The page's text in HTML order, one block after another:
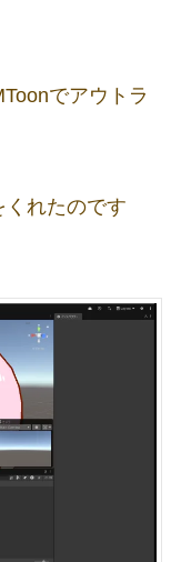
でアウトラ
れたのです